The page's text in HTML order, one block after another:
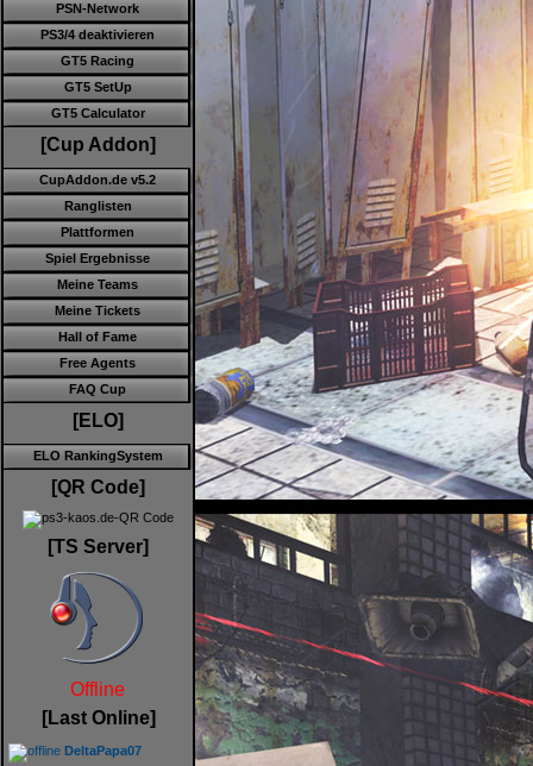
PSN-Network
PS3/4 deaktivieren
GT5 Racing
GT5 SetUp
GT5 Calculator
[Cup Addon]
CupAddon.de v5.2
Ranglisten
Plattformen
Spiel Ergebnisse
Meine Teams
Meine Tickets
Hall of Fame
Free Agents
FAQ Cup
[ELO]
ELO RankingSystem
[QR Code]
[TS Server]
Offline
[Last Online]
DeltaPapa07